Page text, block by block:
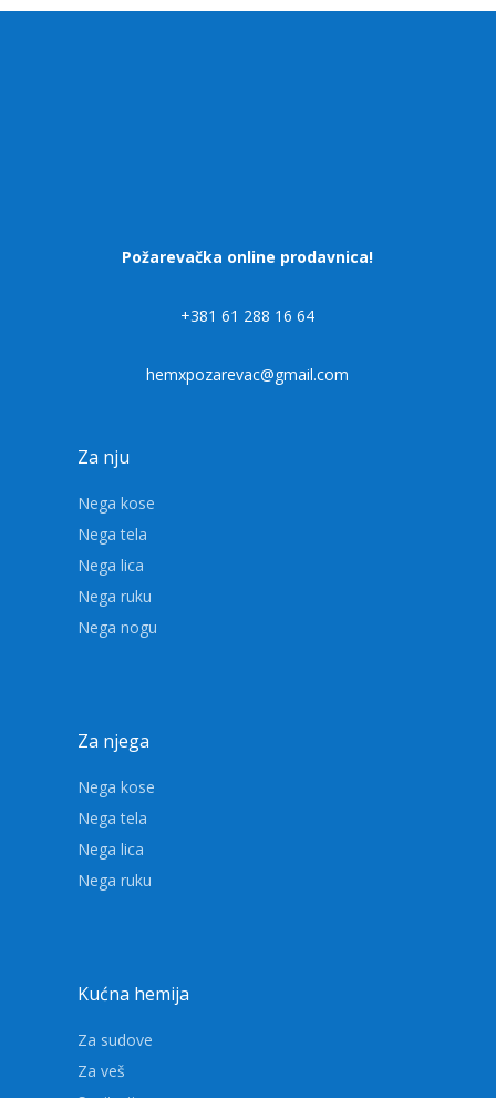
Požarevačka online prodavnica!
+381 61 288 16 64
hemxpozarevac@gmail.com
Za nju
Nega kose
Nega tela
Nega lica
Nega ruku
Nega nogu
Za njega
Nega kose
Nega tela
Nega lica
Nega ruku
Kućna hemija
Za sudove
Za veš